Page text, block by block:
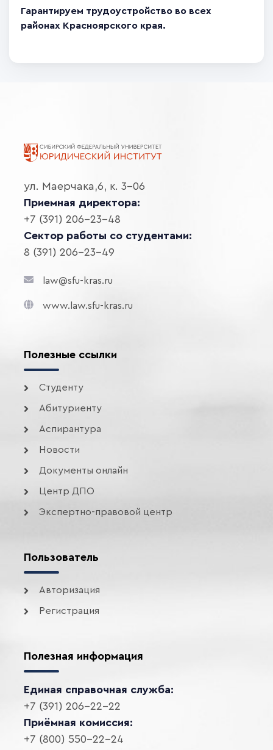
Гарантируем трудоустройство во всех
районах Красноярского края.
ул. Маерчака,6, к. 3-06
Приемная директора:
+7 (391) 206-23-48
Сектор работы со студентами:
8 (391) 206-23-49
law@sfu-kras.ru
www.law.sfu-kras.ru
Полезные ссылки
Студенту
Абитуриенту
Аспирантура
Новости
Документы онлайн
Центр ДПО
Экспертно-правовой центр
Пользователь
Авторизация
Регистрация
Полезная информация
Единая справочная служба:
+7 (391) 206-22-22
Приёмная комиссия:
+7 (800) 550-22-24